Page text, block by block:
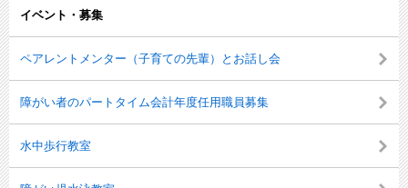
イベント・募集
ペアレントメンター（子育ての先輩）とお話し会
障がい者のパートタイム会計年度任用職員募集
水中歩行教室